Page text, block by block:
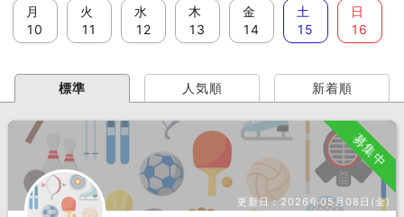
月
10
火
11
水
12
木
13
金
14
土
15
日
16
標準 人気順 新着順
募集中
更新日：2026年05月08日(金)